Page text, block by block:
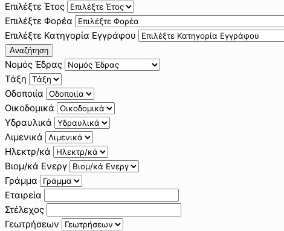
Επιλέξτε Έτος
Επιλέξτε Φορέα
Επιλέξτε Κατηγορία Εγγράφου
Αναζήτηση
Νομός Έδρας
Τάξη
Οδοποιία
Οικοδομικά
Υδραυλικά
Λιμενικά
Ηλεκτρ/κά
Βιομ/κά Ενεργ
Γράμμα
Εταιρεία
Στέλεχος
Γεωτρήσεων